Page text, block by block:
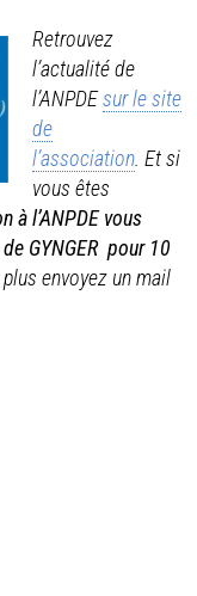
Retrouvez
l’actualité de
l’ANPDEsur le site
de
l’association . Et si
vous êtes
à l’ANPDE vous
GYNGER pour 10
envoyez un mail